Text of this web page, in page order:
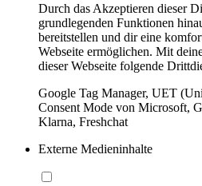
Durch das Akzeptieren dieser
grundlegenden Funktionen
bereitstellen und dir eine
Webseite ermöglichen. Mit
dieser Webseite folgende
Google Tag Manager, UET
Consent Mode von Microsoft,
Klarna, Freshchat
Externe Medieninhalte